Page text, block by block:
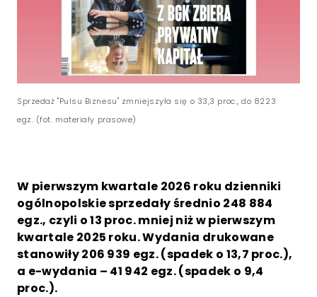
Sprzedaż "Pulsu Biznesu" zmniejszyła się o 33,3 proc., do 8223
egz. (fot. materiały prasowe)
W pierwszym kwartale 2026 roku dzienniki
ogólnopolskie sprzedały średnio 248 884
egz., czyli o 13 proc. mniej niż w pierwszym
kwartale 2025 roku. Wydania drukowane
stanowiły 206 939 egz. (spadek o 13,7 proc.),
a e-wydania – 41 942 egz. (spadek o 9,4
proc.).